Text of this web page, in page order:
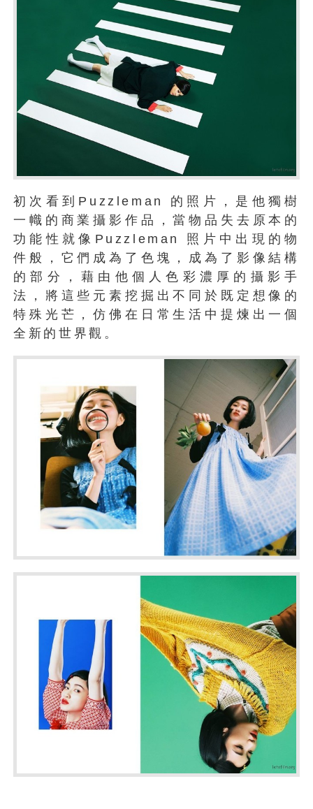
初次看到Puzzleman 的照片，是他獨樹
一幟的商業攝影作品，當物品失去原本的
功能性就像Puzzleman 照片中出現的物
件般，它們成為了色塊，成為了影像結構
的部分，藉由他個人色彩濃厚的攝影手
法，將這些元素挖掘出不同於既定想像的
特殊光芒，仿佛在日常生活中提煉出一個
全新的世界觀。